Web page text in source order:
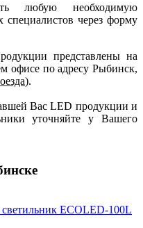
любую необходимую
через форму
представлены на
офисе по адресу Рыбинск,
).
Вас LED продукции и
уточняйте у Вашего